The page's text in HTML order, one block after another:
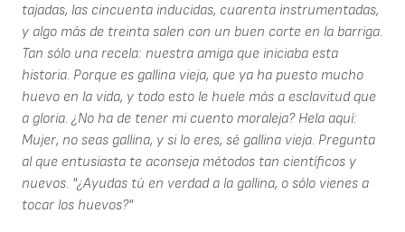
tajadas, las cincuenta inducidas, cuarenta instrumentadas,
y algo más de treinta salen con un buen corte en la barriga.
Tan sólo una recela: nuestra amiga que iniciaba esta
historia. Porque es gallina vieja, que ya ha puesto mucho
huevo en la vida, y todo esto le huele más a esclavitud que
a gloria. ¿No ha de tener mi cuento moraleja? Hela aquí:
Mujer, no seas gallina, y si lo eres, sé gallina vieja. Pregunta
al que entusiasta te aconseja métodos tan científicos y
nuevos. "¿Ayudas tú en verdad a la gallina, o sólo vienes a
tocar los huevos?"